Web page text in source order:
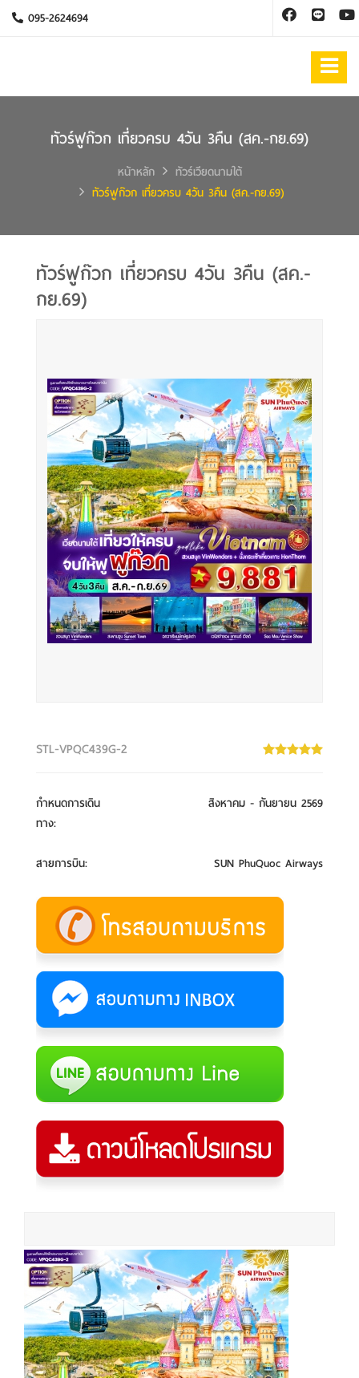
095-2624694
ทัวร์ฟูก๊วก เที่ยวครบ 4วัน 3คืน (สค.-กย.69)
หน้าหลัก
ทัวร์เวียดนามใต้
ทัวร์ฟูก๊วก เที่ยวครบ 4วัน 3คืน (สค.-กย.69)
ทัวร์ฟูก๊วก เที่ยวครบ 4วัน 3คืน (สค.-
กย.69)
STL-VPQC439G-2
กำหนดการเดิน
ทาง:
สิงหาคม - กันยายน 2569
สายการบิน: SUN PhuQuoc Airways